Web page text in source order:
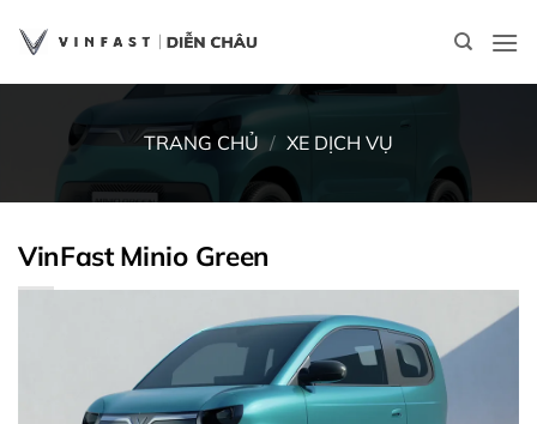
qua
TRANG CHỦ / XE DỊCH VỤ
VinFast Minio Green